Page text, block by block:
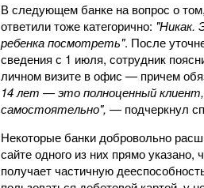
В следующем банке на вопрос о
ответили тоже категорично: "Никак.
ребенка посмотреть". После
сведения с 1 июля, сотрудник
личном визите в офис — причем
14 лет — это полноценный
самостоятельно", — подчеркнул
Некоторые банки добровольно
сайте одного из них прямо
получает частичную